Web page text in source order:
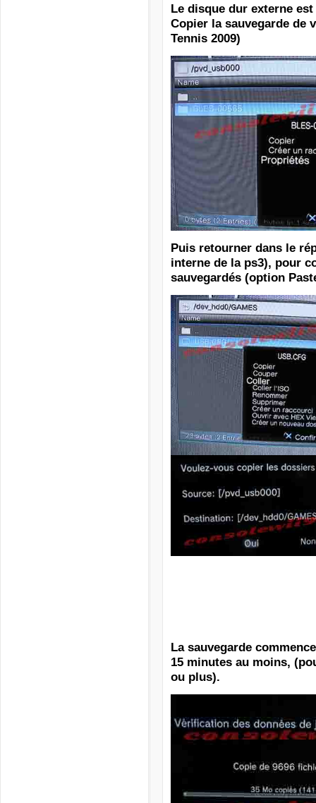
Le disque dur externe
Copier la sauvegarde de
Tennis 2009)
Puis retourner dans le
interne de la ps3), pour
sauvegardés (option
La sauvegarde
15 minutes au moins,
ou plus).